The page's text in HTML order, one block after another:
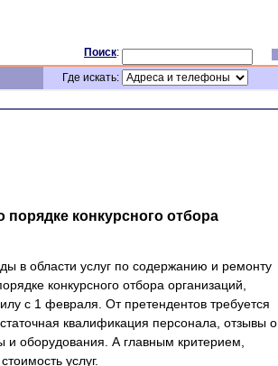
Поиск:
Где искать:
конкурсного отбора
в области услуг по содержанию и ремонту
конкурсного отбора организаций,
с 1 февраля. От претендентов требуется
квалификация персонала, отзывы о
и оборудования. А главным критерием,
услуг.